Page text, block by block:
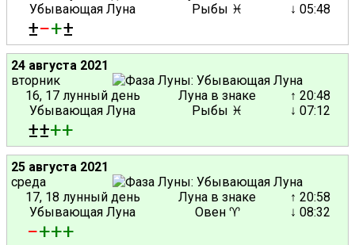
Убывающая Луна
Рыбы ♓
↓ 05:48
±−+±
24 августа 2021
вторник
16, 17 лунный день
Убывающая Луна
Луна в знаке
Рыбы ♓
↑ 20:48
↓ 07:12
±±++
25 августа 2021
среда
17, 18 лунный день
Убывающая Луна
Луна в знаке
Овен ♈
↑ 20:58
↓ 08:32
−+++